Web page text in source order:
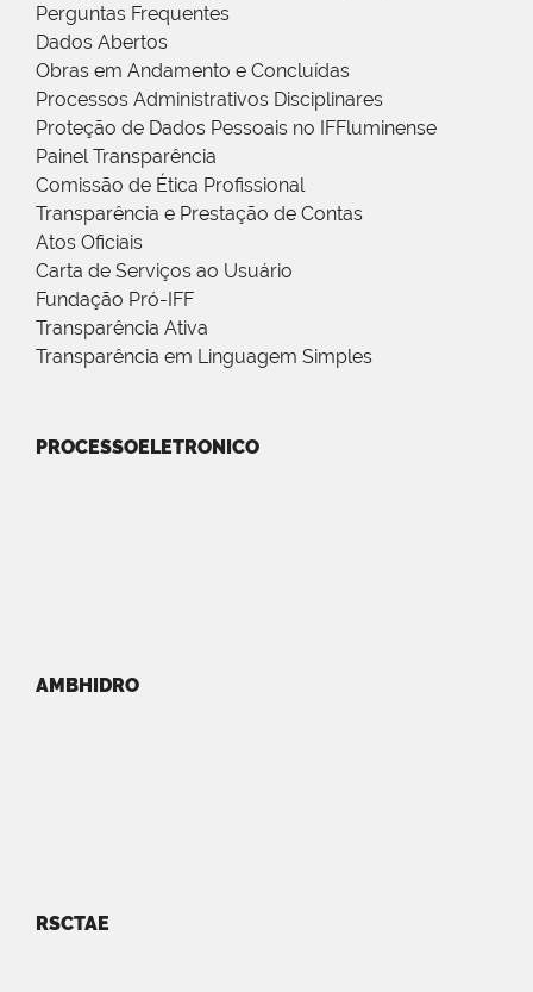
Perguntas Frequentes
Dados Abertos
Obras em Andamento e Concluídas
Processos Administrativos Disciplinares
Proteção de Dados Pessoais no IFFluminense
Painel Transparência
Comissão de Ética Profissional
Transparência e Prestação de Contas
Atos Oficiais
Carta de Serviços ao Usuário
Fundação Pró-IFF
Transparência Ativa
Transparência em Linguagem Simples
PROCESSOELETRONICO
AMBHIDRO
RSCTAE